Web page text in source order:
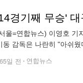
경기째 무승'
울=연합뉴스) 이영호 기
동 감독은 나란히 "아쉬
일 전 연합뉴스